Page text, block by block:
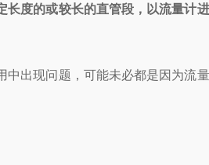
度的或较长的直管段，以流量计
出现问题，可能未必都是因为流